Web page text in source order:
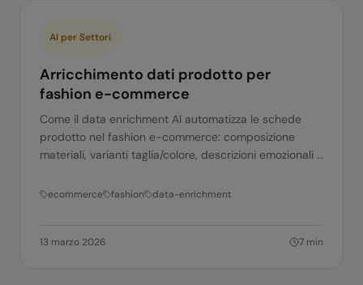
AI per Settori
Arricchimento dati prodotto per
fashion e-commerce
Come il data enrichment AI automatizza le schede
prodotto nel fashion e-commerce: composizione
materiali, varianti taglia/colore, descrizioni emozionali e
ecommerce fashion data-enrichment
13 marzo 2026 7 min